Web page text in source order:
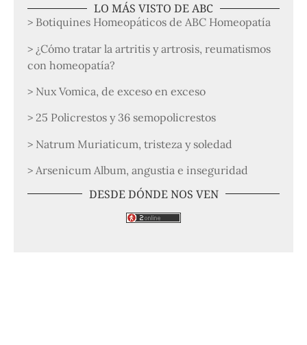
LO MÁS VISTO DE ABC
> Botiquines Homeopáticos de ABC Homeopatía
> ¿Cómo tratar la artritis y artrosis, reumatismos
con homeopatía?
> Nux Vomica, de exceso en exceso
> 25 Policrestos y 36 semopolicrestos
> Natrum Muriaticum, tristeza y soledad
> Arsenicum Album, angustia e inseguridad
DESDE DÓNDE NOS VEN